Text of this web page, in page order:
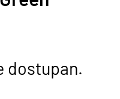
dostupan.